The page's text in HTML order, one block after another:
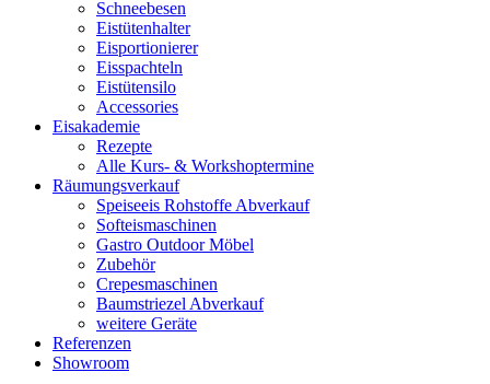
Schneebesen
Eistütenhalter
Eisportionierer
Eisspachteln
Eistütensilo
Accessories
Eisakademie
Rezepte
Alle Kurs- & Workshoptermine
Räumungsverkauf
Speiseeis Rohstoffe Abverkauf
Softeismaschinen
Gastro Outdoor Möbel
Zubehör
Crepesmaschinen
Baumstriezel Abverkauf
weitere Geräte
Referenzen
Showroom